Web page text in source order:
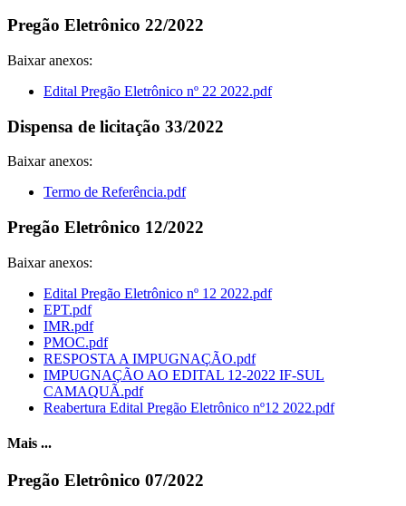
Pregão Eletrônico 22/2022
Baixar anexos:
Edital Pregão Eletrônico nº 22 2022.pdf
Dispensa de licitação 33/2022
Baixar anexos:
Termo de Referência.pdf
Pregão Eletrônico 12/2022
Baixar anexos:
Edital Pregão Eletrônico nº 12 2022.pdf
EPT.pdf
IMR.pdf
PMOC.pdf
RESPOSTA A IMPUGNAÇÃO.pdf
IMPUGNAÇÃO AO EDITAL 12-2022 IF-SUL
CAMAQUÃ.pdf
Reabertura Edital Pregão Eletrônico nº12 2022.pdf
Mais ...
Pregão Eletrônico 07/2022